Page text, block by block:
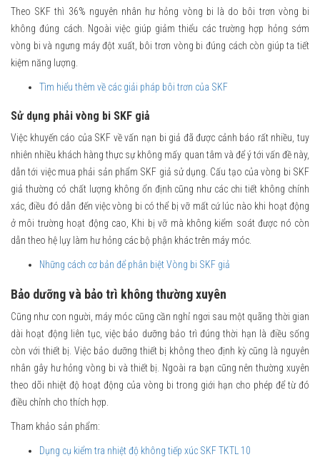
Theo SKF thì 36% nguyên nhân hư hỏng vòng bi là do bôi trơn vòng bi
không đúng cách. Ngoài việc giúp giảm thiểu các trường hợp hỏng sớm
vòng bi và ngưng máy đột xuất, bôi trơn vòng bi đúng cách còn giúp ta tiết
kiệm năng lượng.
Tìm hiểu thêm về các giải pháp bôi trơn của SKF
Sử dụng phải vòng bi SKF giả
Việc khuyến cáo của SKF về vấn nạn bi giả đã được cảnh báo rất nhiều, tuy
nhiên nhiều khách hàng thực sự không mấy quan tâm và để ý tới vấn đề này,
dẫn tới việc mua phải sản phẩm SKF giả sử dụng. Cấu tạo của vòng bi SKF
giả thường có chất lượng không ổn định cũng như các chi tiết không chính
xác, điều đó dẫn đến việc vòng bi có thể bị vỡ mất cứ lúc nào khi hoạt động
ở môi trường hoạt động cao, Khi bị vỡ mà không kiểm soát được nó còn
dẫn theo hệ lụy làm hư hỏng các bộ phận khác trên máy móc.
Những cách cơ bản để phân biệt Vòng bi SKF giả
Bảo dưỡng và bảo trì không thường xuyên
Cũng như con người, máy móc cũng cần nghỉ ngơi sau một quãng thời gian
dài hoạt động liên tục, việc bảo dưỡng bảo trì đúng thời hạn là điều sống
còn với thiết bị. Việc bảo dưỡng thiết bị không theo định kỳ cũng là nguyên
nhân gây hư hỏng vòng bi và thiết bị. Ngoài ra bạn cũng nên thường xuyên
theo dõi nhiệt độ hoạt động của vòng bi trong giới hạn cho phép để từ đó
điều chỉnh cho thích hợp.
Tham khảo sản phẩm:
Dụng cụ kiểm tra nhiệt độ không tiếp xúc SKF TKTL 10